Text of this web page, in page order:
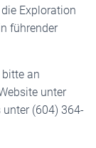
Exploration
führender
an
unter
unter (604) 364-